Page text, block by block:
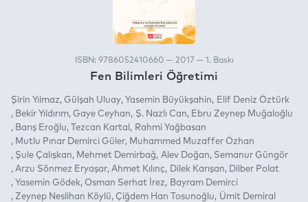
ISBN: 9786052410660 — 2017 — 1. Baskı
Fen Bilimleri Öğretimi
Şirin Yılmaz Gülşah Uluay Yasemin Büyükşahin
Elif Deniz Öztürk
Bekir Yıldırım Gaye Ceyhan Ş. Nazlı Can
Ebru Zeynep Muğaloğlu
Barış Eroğlu
Tezcan Kartal
Rahmi Yağbasan
Mutlu Pınar Demirci Güler
Muhammed Muzaffer Özhan
Şule Çalışkan
Mehmet Demirbağ Alev Doğan
Semanur Güngör
Arzu Sönmez Eryaşar Ahmet Kılınç Dilek Karışan
Dilber Polat
Yasemin Gödek Osman Serhat İrez
Bayram Demirci
Zeynep Neslihan Köylü
Çiğdem Han Tosunoğlu
Ümit Demiral